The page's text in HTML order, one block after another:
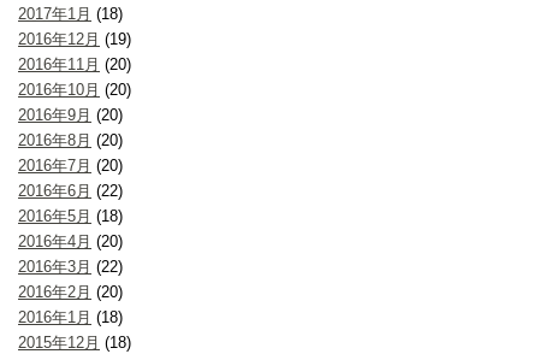
2017年1月 (18)
2016年12月 (19)
2016年11月 (20)
2016年10月 (20)
2016年9月 (20)
2016年8月 (20)
2016年7月 (20)
2016年6月 (22)
2016年5月 (18)
2016年4月 (20)
2016年3月 (22)
2016年2月 (20)
2016年1月 (18)
2015年12月 (18)